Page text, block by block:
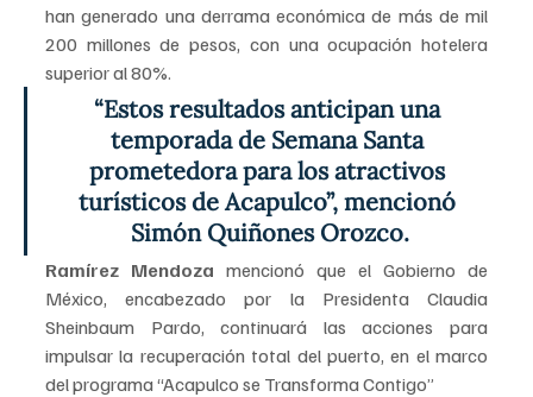
han generado una derrama económica de más de mil
200 millones de pesos, con una ocupación hotelera
superior al 80%.
“Estos resultados anticipan una
temporada de Semana Santa
prometedora para los atractivos
turísticos de Acapulco”, mencionó
Simón Quiñones Orozco.
Ramírez Mendoza mencionó que el Gobierno de
México, encabezado por la Presidenta Claudia
Sheinbaum Pardo, continuará las acciones para
impulsar la recuperación total del puerto, en el marco
del programa “Acapulco se Transforma Contigo”